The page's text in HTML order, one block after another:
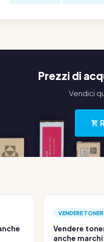
Prezzi di
Vendici
VENDERE
Vendere
anche